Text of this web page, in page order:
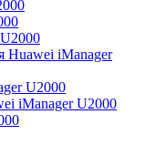
Huawei iManager
U2000
iManager U2000